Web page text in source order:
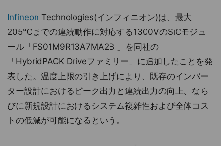
Infineon Technologies(インフィニオン)は、最大
205℃までの連続動作に対応する1300VのSiCモジュ
ール「FS01M9R13A7MA2B 」を同社の
「HybridPACK Driveファミリー」に追加したことを発
表した。温度上限の引き上げにより、既存のインバー
ター設計におけるピーク出力と連続出力の向上、なら
びに新規設計におけるシステム複雑性および全体コス
トの低減が可能になるという。